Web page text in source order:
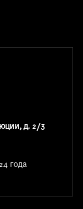
д. 2/3
года